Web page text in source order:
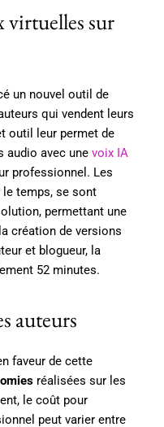
virtuelles sur
un nouvel outil de
qui vendent leurs
outil leur permet de
audio avec une voix IA
professionnel. Les
temps, se sont
permettant une
création de versions
et blogueur, la
52 minutes.
auteurs
faveur de cette
réalisées sur les
le coût pour
peut varier entre